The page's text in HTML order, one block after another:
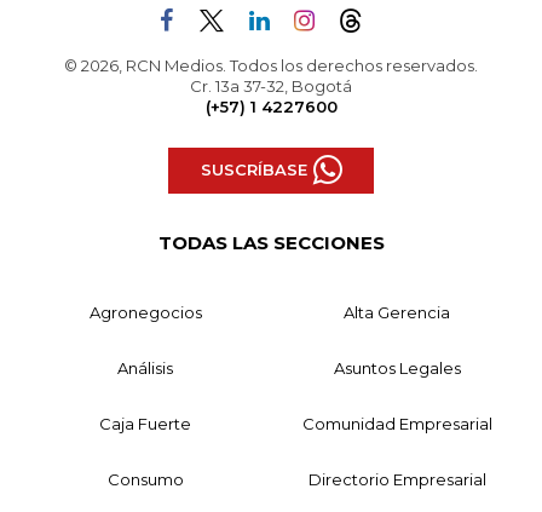
© 2026, RCN Medios. Todos los derechos reservados.
Cr. 13a 37-32, Bogotá
(+57) 1 4227600
SUSCRÍBASE
TODAS LAS SECCIONES
Agronegocios Alta Gerencia
Análisis Asuntos Legales
Caja Fuerte Comunidad Empresarial
Consumo Directorio Empresarial